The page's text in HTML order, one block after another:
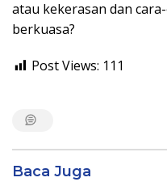
atau kekerasan dan
berkuasa?
Post Views: 111
Baca Juga